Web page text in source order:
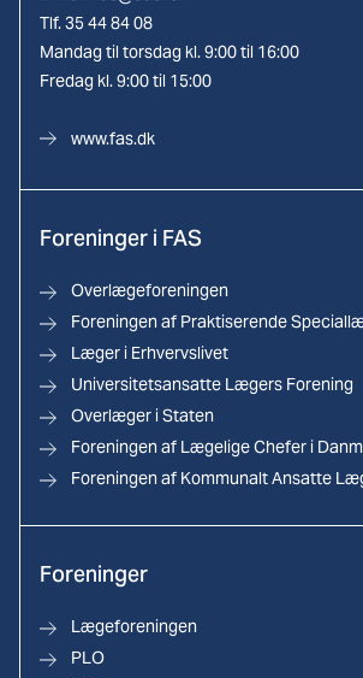
Tlf. 35 44 84 08
Mandag til torsdag kl. 9:00 til 16:00
Fredag kl. 9:00 til 15:00
www.fas.dk
Foreninger i FAS
Overlægeforeningen
Foreningen af Praktiserende
Læger i Erhvervslivet
Universitetsansatte Lægers Forening
Overlæger i Staten
Foreningen af Lægelige Chefer i
Foreningen af Kommunalt Ansatte
Foreninger
Lægeforeningen
PLO